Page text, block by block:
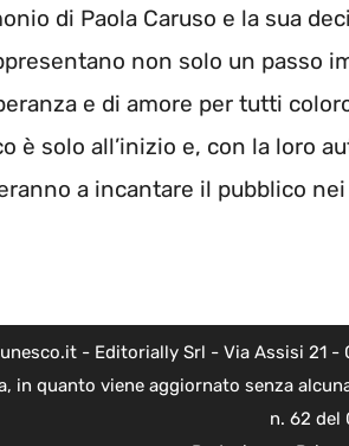
di Paola Caruso e la sua
non solo un passo
e di amore per tutti
è solo all’inizio e, con la loro
a incantare il pubblico
- Editorially Srl - Via Assisi 21 -
in quanto viene aggiornato senza
n. 62 del